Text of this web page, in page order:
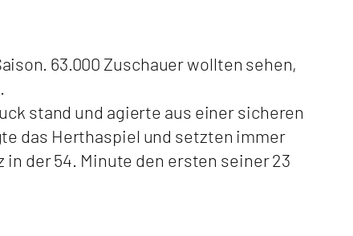
63.000 Zuschauer wollten sehen,
stand und agierte aus einer sicheren
das Herthaspiel und setzten immer
der 54. Minute den ersten seiner 23